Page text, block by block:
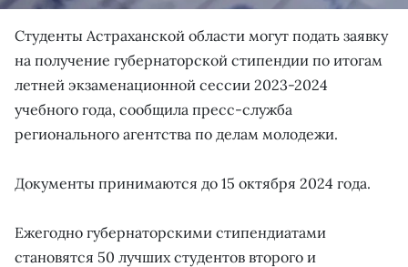
Студенты Астраханской области могут подать заявку
на получение губернаторской стипендии по итогам
летней экзаменационной сессии 2023-2024
учебного года, сообщила пресс-служба
регионального агентства по делам молодежи.
Документы принимаются до 15 октября 2024 года.
Ежегодно губернаторскими стипендиатами
становятся 50 лучших студентов второго и